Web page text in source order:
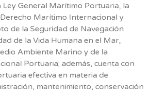
Ley General Marítimo Portuaria, la
Marítimo Internacional y
de la Seguridad de Navegación
de la Vida Humana en el Mar,
Ambiente Marino y de la
Portuaria; además, cuenta con
efectiva en materia de
mantenimiento, conservación